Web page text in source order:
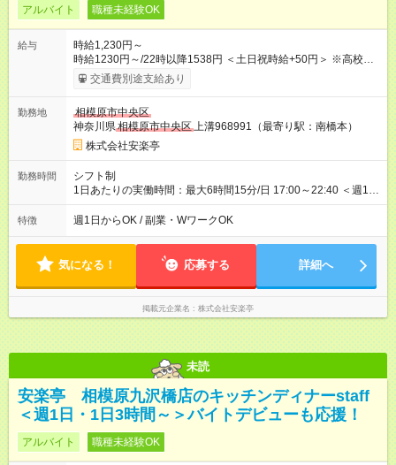
アルバイト 職種未経験OK
給与
時給1,230円～
時給1230円～/22時以降1538円 ＜土日祝時給+50円＞ ※高校生
時給1230円 【試用期間】試用期間あり 試用期間の長さ：12ヶ
月 雇用形態、給与は本採用時と同じです。 ※最大12ヶ月の間
交通費別途支給あり
勤務地
相模原市中央区
神奈川県相模原市中央区上溝968991（最寄り駅：南橋本）
株式会社安楽亭
勤務時間
シフト制
1日あたりの実働時間：最大6時間15分/日 17:00～22:40 ＜週1日
～/短時間OK！＞ ※18歳未満・高校生は21:30までの勤務 ・シフ
トは自己申告制だから私生活優先でOK◎ ・週1日もあれば週5日
して短時間」など希望に合わせて働けます！
特徴 週1日からOK / 副業・WワークOK
気になる！ 応募する 詳細へ
掲載元企業名 株式会社安楽亭
未読
安楽亭 相模原九沢橋店のキッチンディナーstaff
＜週1日・1日3時間～＞バイトデビューも応援！
アルバイト 職種未経験OK